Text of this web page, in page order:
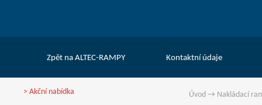
Zpět na ALTEC-RAMPY Kontaktní údaje
> Akční nabídka Úvod→ Nakládací